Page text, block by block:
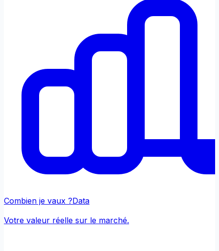
Combien je vaux ?Data
Votre valeur réelle sur le marché.